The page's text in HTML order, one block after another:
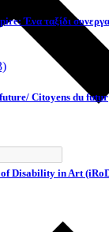
ταξίδι
Citoyens du futur
of Disability in Art